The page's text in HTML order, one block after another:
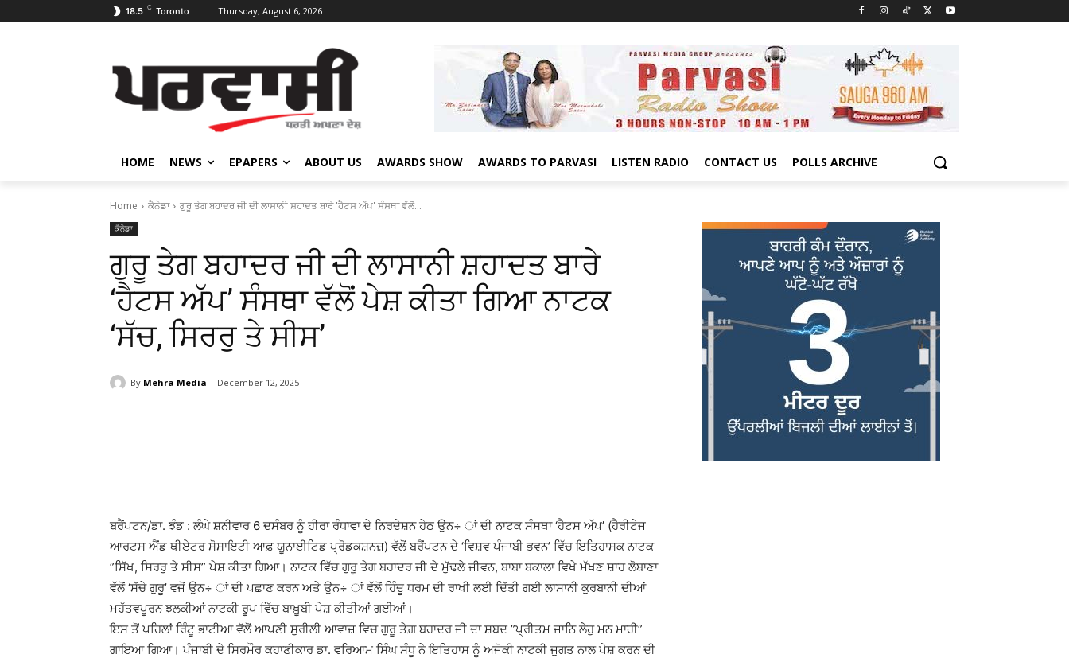
18.5 C Toronto Thursday, August 6, 2026
HOME NEWS EPAPERS ABOUT US AWARDS SHOW AWARDS TO PARVASI LISTEN RADIO CONTACT US POLLS ARCHIVE
Home ਕੈਨੇਡਾ ਗੁਰੂ ਤੇਗ ਬਹਾਦਰ ਜੀ ਦੀ ਲਾਸਾਨੀ ਸ਼ਹਾਦਤ ਬਾਰੇ 'ਹੈਟਸ ਅੱਪ' ਸੰਸਥਾ ਵੱਲੋਂ...
ਕੈਨੇਡਾ
ਗੁਰੂ ਤੇਗ ਬਹਾਦਰ ਜੀ ਦੀ ਲਾਸਾਨੀ ਸ਼ਹਾਦਤ ਬਾਰੇ
‘ਹੈਟਸ ਅੱਪ’ ਸੰਸਥਾ ਵੱਲੋਂ ਪੇਸ਼ ਕੀਤਾ ਗਿਆ ਨਾਟਕ
‘ਸੱਚ, ਸਿਰਰੁ ਤੇ ਸੀਸ’
By Mehra Media December 12, 2025
ਬਰੈਂਪਟਨ/ਡਾ. ਝੰਡ : ਲੰਘੇ ਸ਼ਨੀਵਾਰ 6 ਦਸੰਬਰ ਨੂੰ ਹੀਰਾ ਰੰਧਾਵਾ ਦੇ ਨਿਰਦੇਸ਼ਨ ਹੇਠ ਉਨ÷ ਾਂ ਦੀ ਨਾਟਕ ਸੰਸਥਾ ‘ਹੈਟਸ ਅੱਪ’ (ਹੈਰੀਟੇਜ
ਆਰਟਸ ਐਂਡ ਥੀਏਟਰ ਸੋਸਾਇਟੀ ਆਫ਼ ਯੂਨਾਈਟਿਡ ਪ੍ਰੋਡਕਸ਼ਨਜ਼) ਵੱਲੋਂ ਬਰੈਂਪਟਨ ਦੇ ‘ਵਿਸ਼ਵ ਪੰਜਾਬੀ ਭਵਨ’ ਵਿੱਚ ਇਤਿਹਾਸਕ ਨਾਟਕ
”ਸਿੱਖ, ਸਿਰਰੁ ਤੇ ਸੀਸ” ਪੇਸ਼ ਕੀਤਾ ਗਿਆ। ਨਾਟਕ ਵਿੱਚ ਗੁਰੂ ਤੇਗ ਬਹਾਦਰ ਜੀ ਦੇ ਮੁੱਢਲੇ ਜੀਵਨ, ਬਾਬਾ ਬਕਾਲਾ ਵਿਖੇ ਮੱਖਣ ਸ਼ਾਹ ਲੋਬਾਣਾ
ਵੱਲੋਂ ‘ਸੱਚੇ ਗੁਰੂ’ ਵਜੋਂ ਉਨ÷ ਾਂ ਦੀ ਪਛਾਣ ਕਰਨ ਅਤੇ ਉਨ÷ ਾਂ ਵੱਲੋਂ ਹਿੰਦੂ ਧਰਮ ਦੀ ਰਾਖੀ ਲਈ ਦਿੱਤੀ ਗਈ ਲਾਸਾਨੀ ਕੁਰਬਾਨੀ ਦੀਆਂ
ਮਹੱਤਵਪੂਰਨ ਝਲਕੀਆਂ ਨਾਟਕੀ ਰੂਪ ਵਿੱਚ ਬਾਖ਼ੂਬੀ ਪੇਸ਼ ਕੀਤੀਆਂ ਗਈਆਂ।
ਇਸ ਤੋਂ ਪਹਿਲਾਂ ਰਿੰਟੂ ਭਾਟੀਆ ਵੱਲੋਂ ਆਪਣੀ ਸੁਰੀਲੀ ਆਵਾਜ਼ ਵਿਚ ਗੁਰੂ ਤੇਗ਼ ਬਹਾਦਰ ਜੀ ਦਾ ਸ਼ਬਦ ”ਪ੍ਰੀਤਮ ਜਾਨਿ ਲੇਹੁ ਮਨ ਮਾਹੀ”
ਗਾਇਆ ਗਿਆ। ਪੰਜਾਬੀ ਦੇ ਸਿਰਮੌਰ ਕਹਾਣੀਕਾਰ ਡਾ. ਵਰਿਆਮ ਸਿੰਘ ਸੰਧੂ ਨੇ ਇਤਿਹਾਸ ਨੂੰ ਅਜੋਕੀ ਨਾਟਕੀ ਜੁਗਤ ਨਾਲ ਪੇਸ਼ ਕਰਨ ਦੀ